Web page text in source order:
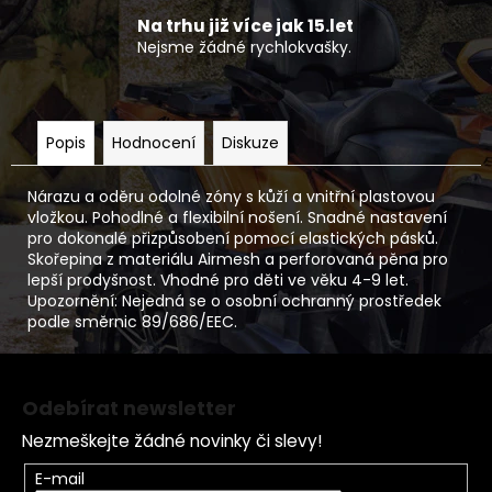
Na trhu již více jak 15.let
Nejsme žádné rychlokvašky.
Popis Hodnocení Diskuze
Nárazu a oděru odolné zóny s kůží a vnitřní plastovou
vložkou. Pohodlné a flexibilní nošení. Snadné nastavení
pro dokonalé přizpůsobení pomocí elastických pásků.
Skořepina z materiálu Airmesh a perforovaná pěna pro
lepší prodyšnost. Vhodné pro děti ve věku 4-9 let.
Upozornění: Nejedná se o osobní ochranný prostředek
podle směrnic 89/686/EEC.
Odebírat newsletter
Nezmeškejte žádné novinky či slevy!
E-mail